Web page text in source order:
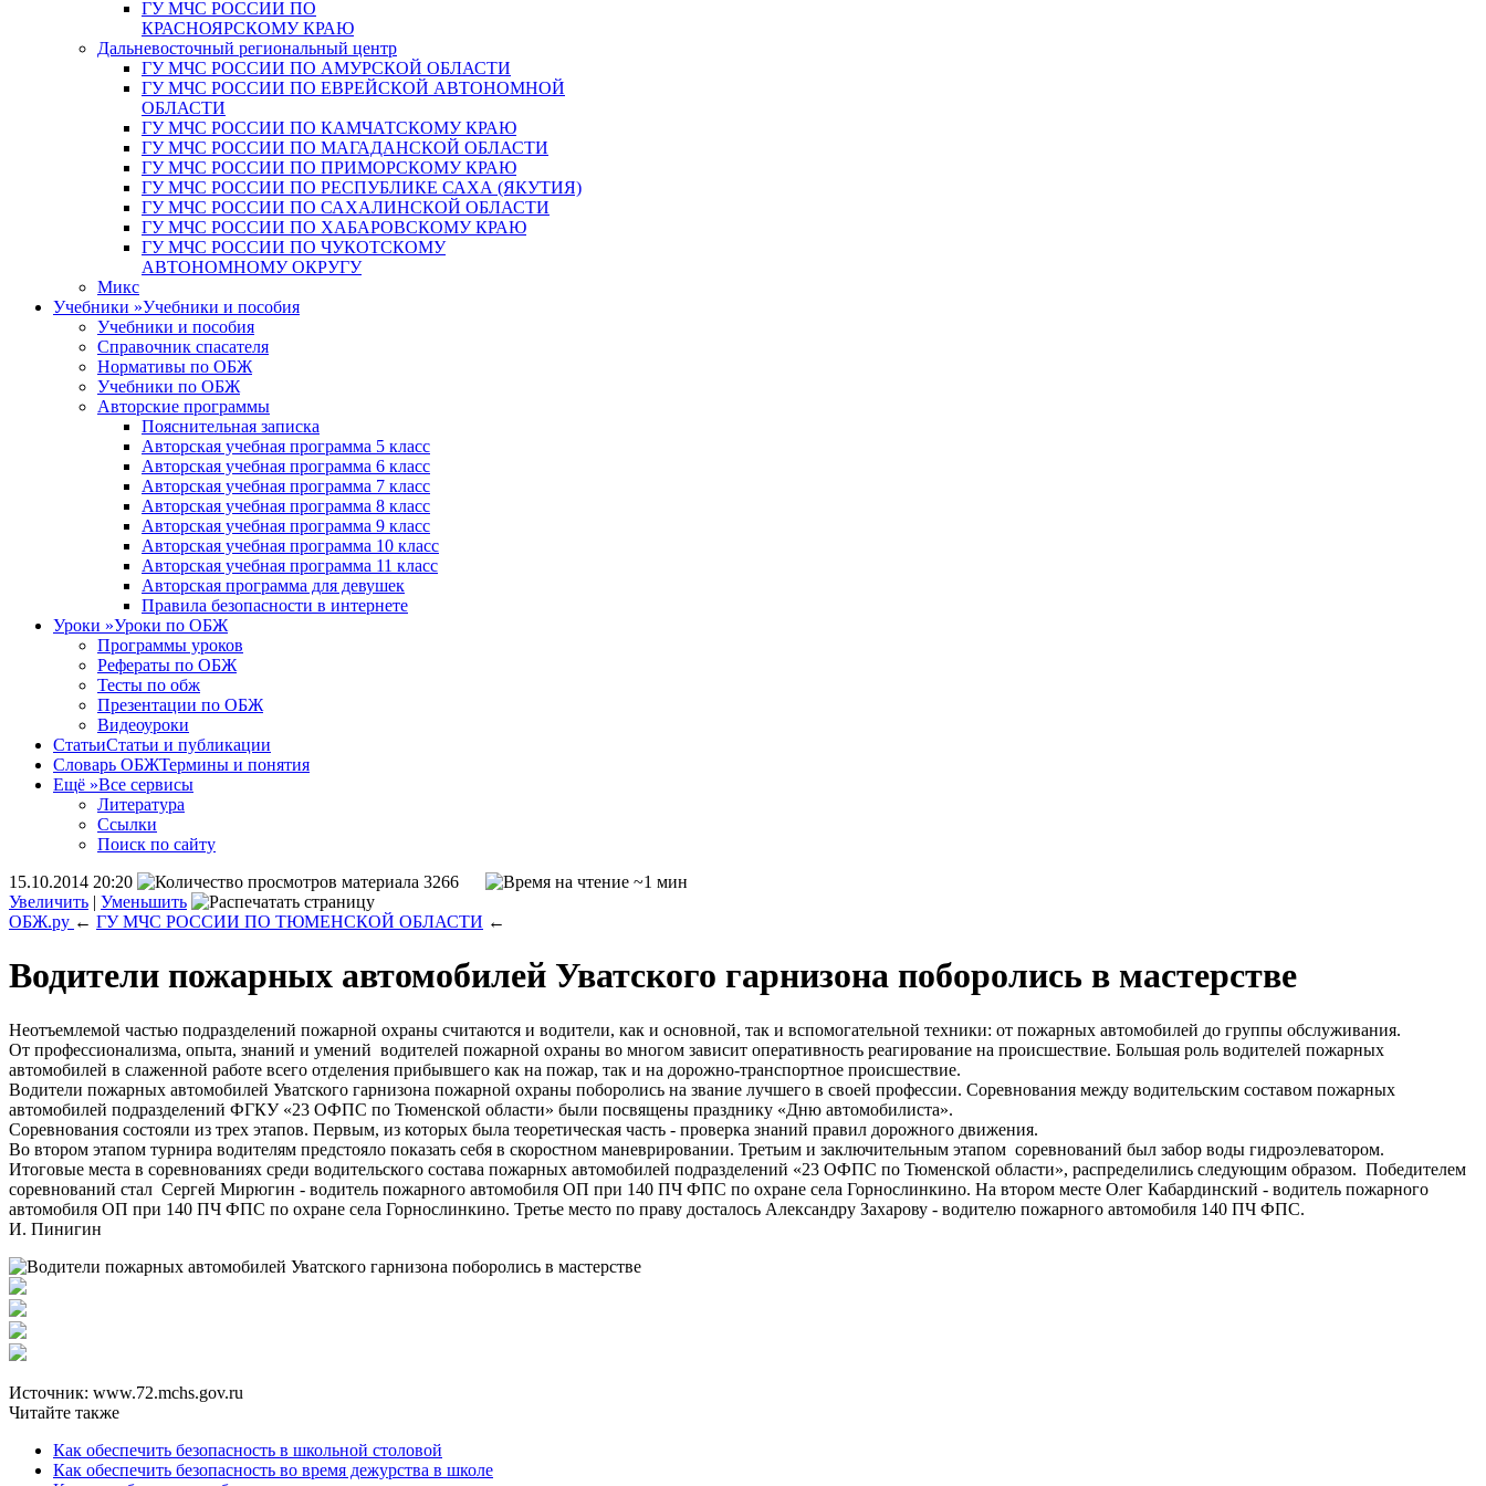
ГУ МЧС РОССИИ ПО
КРАСНОЯРСКОМУ КРАЮ
Дальневосточный региональный центр
ГУ МЧС РОССИИ ПО АМУРСКОЙ ОБЛАСТИ
ГУ МЧС РОССИИ ПО ЕВРЕЙСКОЙ АВТОНОМНОЙ
ОБЛАСТИ
ГУ МЧС РОССИИ ПО КАМЧАТСКОМУ КРАЮ
ГУ МЧС РОССИИ ПО МАГАДАНСКОЙ ОБЛАСТИ
ГУ МЧС РОССИИ ПО ПРИМОРСКОМУ КРАЮ
ГУ МЧС РОССИИ ПО РЕСПУБЛИКЕ САХА (ЯКУТИЯ)
ГУ МЧС РОССИИ ПО САХАЛИНСКОЙ ОБЛАСТИ
ГУ МЧС РОССИИ ПО ХАБАРОВСКОМУ КРАЮ
ГУ МЧС РОССИИ ПО ЧУКОТСКОМУ
АВТОНОМНОМУ ОКРУГУ
Микс
Учебники »Учебники и пособия
Учебники и пособия
Справочник спасателя
Нормативы по ОБЖ
Учебники по ОБЖ
Авторские программы
Пояснительная записка
Авторская учебная программа 5 класс
Авторская учебная программа 6 класс
Авторская учебная программа 7 класс
Авторская учебная программа 8 класс
Авторская учебная программа 9 класс
Авторская учебная программа 10 класс
Авторская учебная программа 11 класс
Авторская программа для девушек
Правила безопасности в интернете
Уроки »Уроки по ОБЖ
Программы уроков
Рефераты по ОБЖ
Тесты по обж
Презентации по ОБЖ
Видеоуроки
СтатьиСтатьи и публикации
Словарь ОБЖТермины и понятия
Ещё »Все сервисы
Литература
Ссылки
Поиск по сайту
15.10.2014 20:20
3266
~1 мин
Увеличить | Уменьшить
ОБЖ.ру ← ГУ МЧС РОССИИ ПО ТЮМЕНСКОЙ ОБЛАСТИ ←
Водители пожарных автомобилей Уватского гарнизона поборолись в мастерстве
Неотъемлемой частью подразделений пожарной охраны считаются и водители, как и основной, так и вспомогательной техники: от пожарных автомобилей до группы обслуживания.
От профессионализма, опыта, знаний и умений водителей пожарной охраны во многом зависит оперативность реагирование на происшествие. Большая роль водителей пожарных
автомобилей в слаженной работе всего отделения прибывшего как на пожар, так и на дорожно-транспортное происшествие.
Водители пожарных автомобилей Уватского гарнизона пожарной охраны поборолись на звание лучшего в своей профессии. Соревнования между водительским составом пожарных
автомобилей подразделений ФГКУ «23 ОФПС по Тюменской области» были посвящены празднику «Дню автомобилиста».
Соревнования состояли из трех этапов. Первым, из которых была теоретическая часть - проверка знаний правил дорожного движения.
Во втором этапом турнира водителям предстояло показать себя в скоростном маневрировании. Третьим и заключительным этапом соревнований был забор воды гидроэлеватором.
Итоговые места в соревнованиях среди водительского состава пожарных автомобилей подразделений «23 ОФПС по Тюменской области», распределились следующим образом. Победителем
соревнований стал Сергей Мирюгин - водитель пожарного автомобиля ОП при 140 ПЧ ФПС по охране села Горнослинкино. На втором месте Олег Кабардинский - водитель пожарного
автомобиля ОП при 140 ПЧ ФПС по охране села Горнослинкино. Третье место по праву досталось Александру Захарову - водителю пожарного автомобиля 140 ПЧ ФПС.
И. Пинигин
Источник: www.72.mchs.gov.ru
Читайте также
Как обеспечить безопасность в школьной столовой
Как обеспечить безопасность во время дежурства в школе